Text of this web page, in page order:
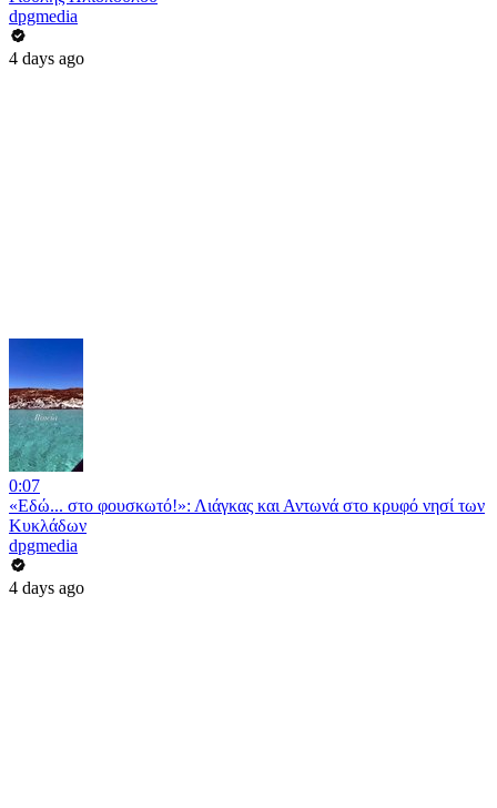
dpgmedia
4 days ago
0:07
«Εδώ... στο φουσκωτό!»: Λιάγκας και Αντωνά στο κρυφό νησί των
Κυκλάδων
dpgmedia
4 days ago